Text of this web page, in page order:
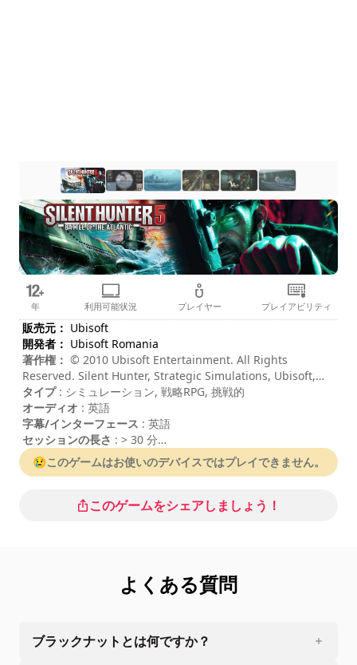
年 利用可能状況 プレイヤー プレイアビリティ
販売元： Ubisoft
開発者： Ubisoft Romania
著作権： © 2010 Ubisoft Entertainment. All Rights
Reserved. Silent Hunter, Strategic Simulations, Ubisoft,
Ubi.com, and the Ubisoft logo are trademarks of Ubisoft
Entertainment in the U.S. and/or other countries.
タイプ: シミュレーション, 戦略RPG, 挑戦的
オーディオ : 英語
字幕/インターフェース : 英語
セッションの長さ : > 30 分
難易度 : 高
😢このゲームはお使いのデバイスではプレイできません。
このゲームをシェアしましょう！
よくある質問
ブラックナットとは何ですか？